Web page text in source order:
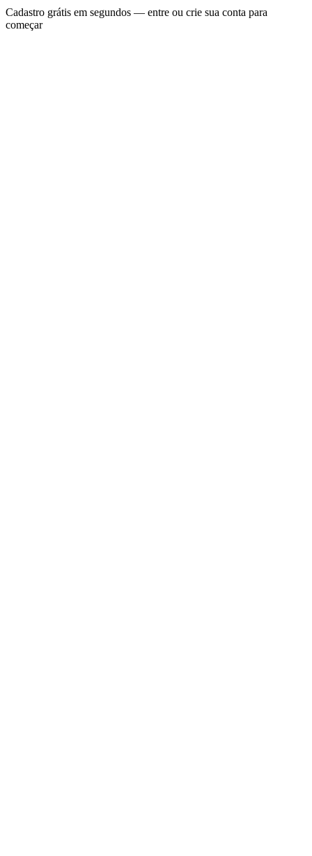
Cadastro grátis em segundos — entre ou crie sua conta para
começar